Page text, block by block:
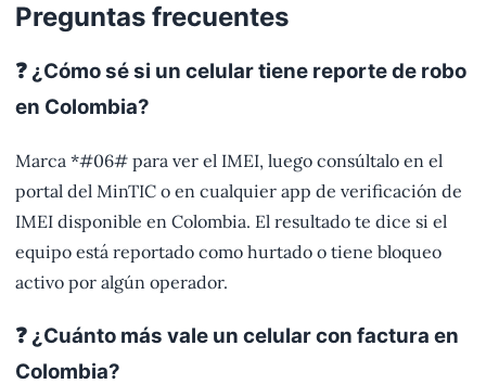
Preguntas frecuentes
❓ ¿Cómo sé si un celular tiene reporte de robo
en Colombia?
Marca *#06# para ver el IMEI, luego consúltalo en el
portal del MinTIC o en cualquier app de verificación de
IMEI disponible en Colombia. El resultado te dice si el
equipo está reportado como hurtado o tiene bloqueo
activo por algún operador.
❓ ¿Cuánto más vale un celular con factura en
Colombia?